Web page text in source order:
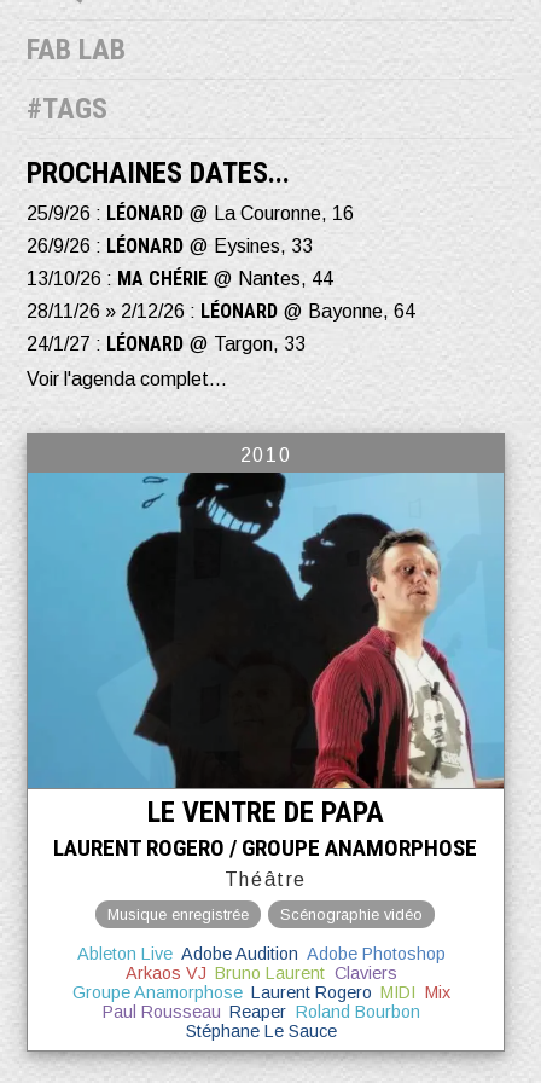
FAB LAB
#TAGS
PROCHAINES DATES...
25/9/26 : LÉONARD @ La Couronne, 16
26/9/26 : LÉONARD @ Eysines, 33
13/10/26 : MA CHÉRIE @ Nantes, 44
28/11/26 » 2/12/26 : LÉONARD @ Bayonne, 64
24/1/27 : LÉONARD @ Targon, 33
Voir l'agenda complet...
2010
LE VENTRE DE PAPA
LAURENT ROGERO / GROUPE ANAMORPHOSE
Théâtre
Musique enregistrée Scénographie vidéo
Ableton Live Adobe Audition Adobe Photoshop
Arkaos VJ Bruno Laurent Claviers
Groupe Anamorphose Laurent Rogero MIDI Mix
Paul Rousseau Reaper Roland Bourbon
Stéphane Le Sauce